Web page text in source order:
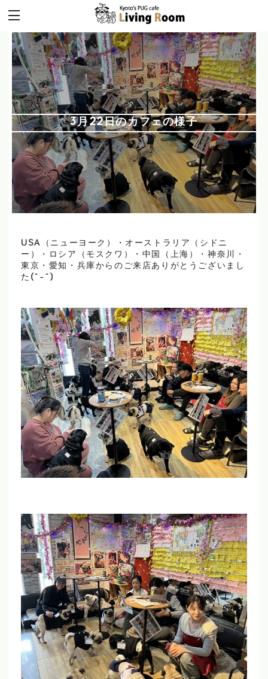
3月22日のカフェの様子
USA（ニューヨーク）・オーストラリア（シドニ
ー）・ロシア（モスクワ）・中国（上海）・神奈川・
東京・愛知・兵庫からのご来店ありがとうございまし
た(^-^)